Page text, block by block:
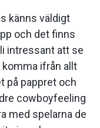
känns väldigt
och det finns
intressant att se
komma ifrån allt
på pappret och
cowboyfeeling
med spelarna de